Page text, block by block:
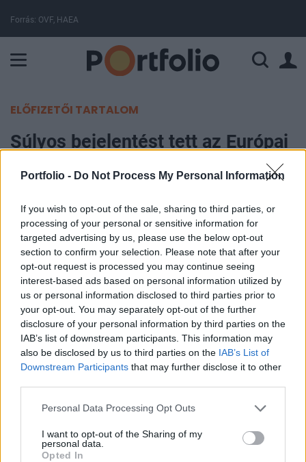
Portfolio - Do Not Process My Personal Information
If you wish to opt-out of the sale, sharing to third parties, or
processing of your personal or sensitive information for
targeted advertising by us, please use the below opt-out
section to confirm your selection. Please note that after your
opt-out request is processed you may continue seeing
interest-based ads based on personal information utilized by
us or personal information disclosed to third parties prior to
your opt-out. You may separately opt-out of the further
disclosure of your personal information by third parties on the
IAB’s list of downstream participants. This information may
also be disclosed by us to third parties on the IAB’s List of
Downstream Participants that may further disclose it to other
Personal Data Processing Opt Outs
I want to opt-out of the Sharing of my
personal data.
Opted In
Forrás: OVF, HAEA
ELŐFIZETŐI TARTALOM
Súlyos bejelentést tett az Európai
Unió: közvetlen katonai segítséget
nyújthat Kína Oroszországnak
Portfolio
2026. június 16. 09:31
Az Európai Unió külügyi főképviselője szerint Kína
orosz katonákat képez ki az ukrajnai harcokra,
ami Brüsszel eddigi legsúlyosabb bírálata Peking
háborús szerepvállalásával kapcsolatban - írta
meg a Bloomberg.
Kaja Kallas hétfőn, az uniós külügyminiszterek luxemburgi
tanácskozása után bejelentette, hogy az Európai Unió
megerősítette azokat az értesüléseket, amelyek szerint a
ukrajnai bevetésekre. A főképviselő hozzátette, hogy az
unió szorosan nyomon követi a fejleményeket és vizsgálja